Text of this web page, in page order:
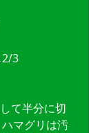
2/3
て半分に切
マグリは汚